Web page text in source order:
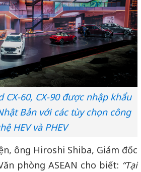
CX-60, CX-90 được nhập khẩu
Bản với các tùy chọn công
HEV và PHEV
ông Hiroshi Shiba, Giám đốc
phòng ASEAN cho biết: “Tại